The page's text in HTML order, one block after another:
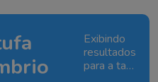
Exibindo
resultados
para a tag: